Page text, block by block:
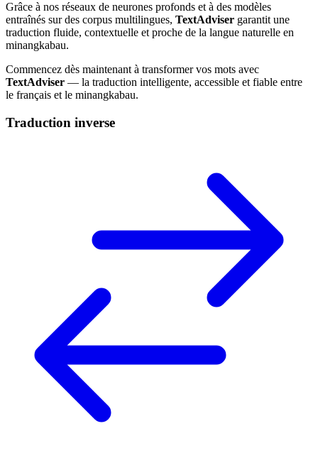
Grâce à nos réseaux de neurones profonds et à des modèles
entraînés sur des corpus multilingues, TextAdviser garantit une
traduction fluide, contextuelle et proche de la langue naturelle en
minangkabau.
Commencez dès maintenant à transformer vos mots avec
TextAdviser — la traduction intelligente, accessible et fiable entre
le français et le minangkabau.
Traduction inverse